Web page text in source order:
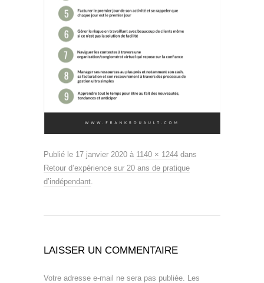
Publié le 17 janvier 2020 à 1140 × 1244 dans
Retour d’expérience sur 20 ans de pratique
d’indépendant.
LAISSER UN COMMENTAIRE
Votre adresse e-mail ne sera pas publiée. Les